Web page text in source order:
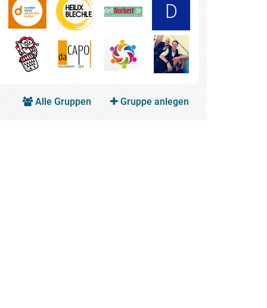
D
Alle Gruppen Gruppe anlegen